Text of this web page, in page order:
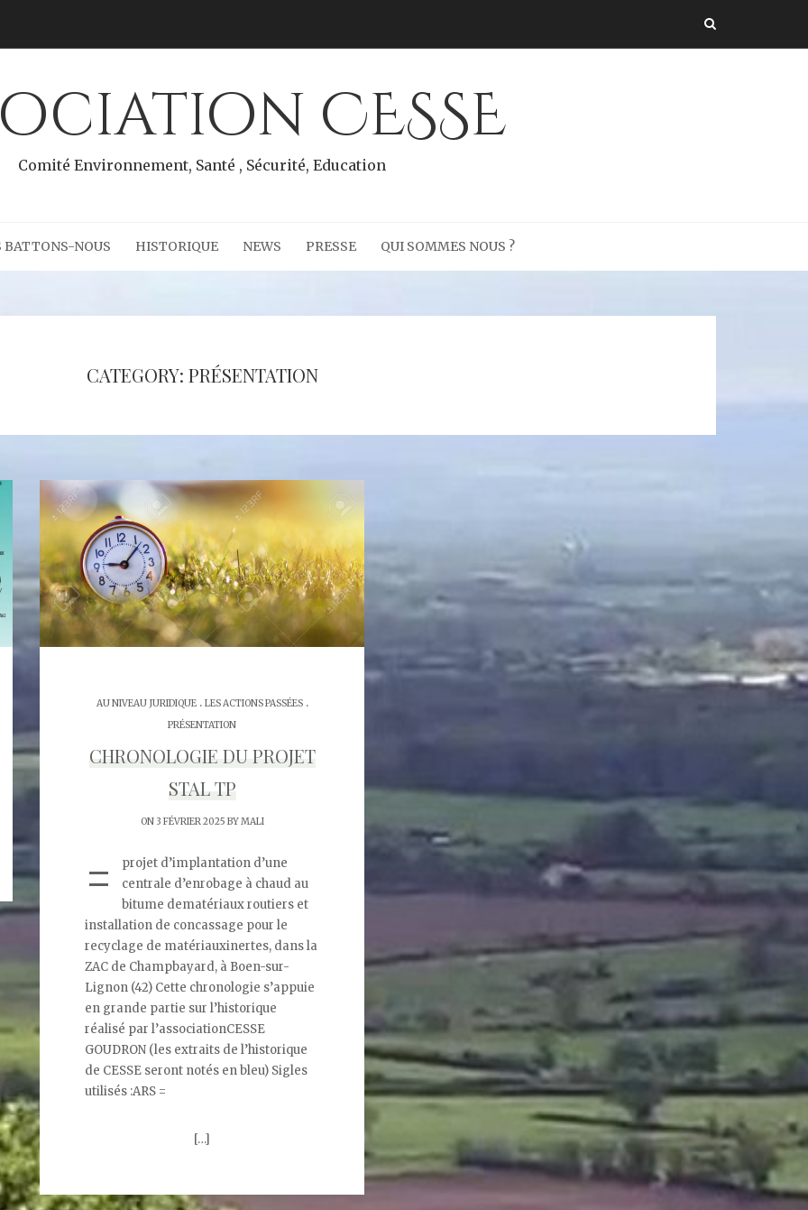
CESSE
Comité Environnement, Santé , Sécurité, Education
BATTONS-NOUS HISTORIQUE NEWS PRESSE QUI SOMMES NOUS ?
CATEGORY: PRÉSENTATION
AU NIVEAU JURIDIQUE. LES ACTIONS PASSÉES.
PRÉSENTATION
CHRONOLOGIE DU PROJET
STAL TP
ON 3 FÉVRIER 2025 BYMALI
=
projet d’implantation d’une
centrale d’enrobage à chaud au
bitume dematériaux routiers et
installation de concassage pour le
recyclage de matériauxinertes, dans la
ZAC de Champbayard, à Boen-sur-
Lignon (42) Cette chronologie s’appuie
en grande partie sur l’historique
réalisé par l’associationCESSE
GOUDRON (les extraits de l’historique
de CESSE seront notés en bleu) Sigles
utilisés :ARS =
[…]